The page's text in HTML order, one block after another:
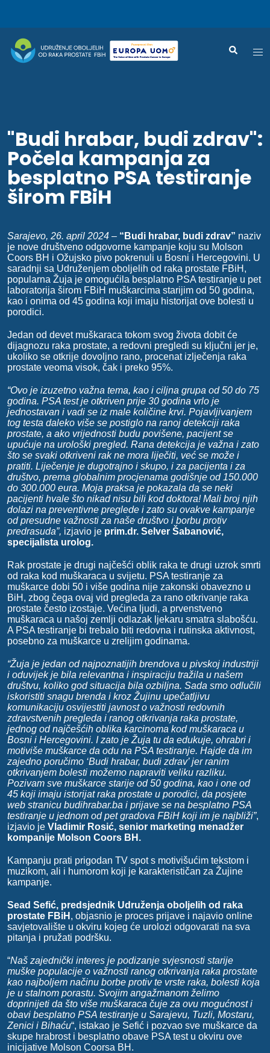
content
Search
"Budi hrabar, budi zdrav":
Počela kampanja za
besplatno PSA testiranje
širom FBiH
Sarajevo, 26. april 2024 – “Budi hrabar, budi zdrav” naziv
je nove društveno odgovorne kampanje koju su Molson
Coors BH i Ožujsko pivo pokrenuli u Bosni i Hercegovini. U
saradnji sa Udruženjem oboljelih od raka prostate FBiH,
popularna Žuja je omogućila besplatno PSA testiranje u pet
laboratorija širom FBiH muškarcima starijim od 50 godina,
kao i onima od 45 godina koji imaju historijat ove bolesti u
porodici.
Jedan od devet muškaraca tokom svog života dobit će
dijagnozu raka prostate, a redovni pregledi su ključni jer je,
ukoliko se otkrije dovoljno rano, procenat izlječenja raka
prostate veoma visok, čak i preko 95%.
“Ovo je izuzetno važna tema, kao i ciljna grupa od 50 do 75
godina. PSA test je otkriven prije 30 godina vrlo je
jednostavan i vadi se iz male količine krvi. Pojavljivanjem
tog testa daleko više se postiglo na ranoj detekciji raka
prostate, a ako vrijednosti budu povišene, pacijent se
upućuje na urološki pregled. Rana detekcija je važna i zato
što se svaki otkriveni rak ne mora liječiti, već se može i
pratiti. Liječenje je dugotrajno i skupo, i za pacijenta i za
društvo, prema globalnim procjenama godišnje od 150.000
do 300.000 eura. Moja praksa je pokazala da se neki
pacijenti hvale što nikad nisu bili kod doktora! Mali broj njih
dolazi na preventivne preglede i zato su ovakve kampanje
od presudne važnosti za naše društvo i borbu protiv
predrasuda”, izjavio je prim.dr. Selver Šabanović,
specijalista urolog.
Rak prostate je drugi najčešći oblik raka te drugi uzrok smrti
od raka kod muškaraca u svijetu. PSA testiranje za
muškarce dobi 50 i više godina nije zakonski obavezno u
BiH, zbog čega ovaj vid pregleda za rano otkrivanje raka
prostate često izostaje. Većina ljudi, a prvenstveno
muškaraca u našoj zemlji odlazak ljekaru smatra slabošću.
A PSA testiranje bi trebalo biti redovna i rutinska aktivnost,
posebno za muškarce u zrelijim godinama.
“Žuja je jedan od najpoznatijih brendova u pivskoj industriji
i oduvijek je bila relevantna i inspiraciju tražila u našem
društvu, koliko god situacija bila ozbiljna. Sada smo odlučili
iskoristiti snagu brenda i kroz Žujinu upečatljivu
komunikaciju osvijestiti javnost o važnosti redovnih
zdravstvenih pregleda i ranog otkrivanja raka prostate,
jednog od najčešćih oblika karcinoma kod muškaraca u
Bosni i Hercegovini. I zato je Žuja tu da edukuje, ohrabri i
motiviše muškarce da odu na PSA testiranje. Hajde da im
zajedno poručimo ‘Budi hrabar, budi zdrav’ jer ranim
otkrivanjem bolesti možemo napraviti veliku razliku.
Pozivam sve muškarce starije od 50 godina, kao i one od
45 koji imaju istorijat raka prostate u porodici, da posjete
web stranicu budihrabar.ba i prijave se na besplatno PSA
testiranje u jednom od pet gradova FBiH koji im je najbliži”,
izjavio je Vladimir Rosić, senior marketing menadžer
kompanije Molson Coors BH.
Kampanju prati prigodan TV spot s motivišućim tekstom i
muzikom, ali i humorom koji je karakterističan za Žujine
kampanje.
Sead Sefić, predsjednik Udruženja oboljelih od raka
prostate FBiH , objasnio je proces prijave i najavio online
savjetovalište u okviru kojeg će urolozi odgovarati na sva
pitanja i pružati podršku.
“Naš zajednički interes je podizanje svjesnosti starije
muške populacije o važnosti ranog otkrivanja raka prostate
kao najboljem načinu borbe protiv te vrste raka, bolesti koja
je u stalnom porastu. Svojim angažmanom želimo
doprinijeti da što više muškaraca čuje za ovu mogućnost i
obavi besplatno PSA testiranje u Sarajevu, Tuzli, Mostaru,
Zenici i Bihaću“, istakao je Sefić i pozvao sve muškarce da
skupe hrabrost i besplatno obave PSA test u okviru ove
inicijative Molson Coorsa BH.